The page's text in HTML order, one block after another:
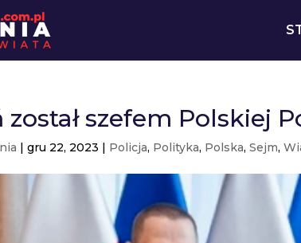
szefem Polskiej
|gru 22, 2023 | Policja, Polityka, Polska,Sejm,